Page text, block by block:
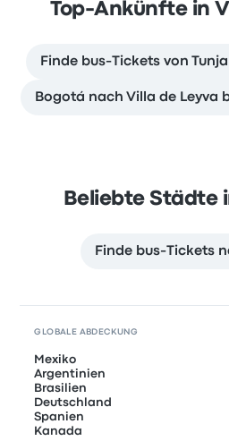
Top-Ankünfte in
Finde bus-Tickets von
Bogotá nach Villa de Leyva
Beliebte Städte
Finde bus-Tickets
GLOBALE ABDECKUNG
Mexiko
Argentinien
Brasilien
Deutschland
Spanien
Kanada